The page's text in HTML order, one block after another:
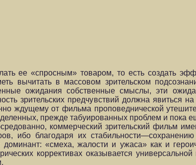
ее «спросным» товаром, то есть создать
вычитать в массовом зрительском
ожидания собственные смыслы, эти
зрительских предчувствий должна явиться
ждущему от фильма проповеднической
прежде табуированных проблем и пока
коммерческий зрительский фильм
ибо благодаря их
«смеха, жалости и ужаса» как и
коррективах оказывается